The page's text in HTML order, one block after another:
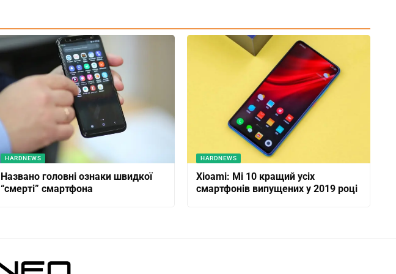
HARDNEWS
Названо головні ознаки швидкої
“смерті” смартфона
HARDNEWS
Xioami: Mi 10 кращий усіх
смартфонів випущених у 2019 році